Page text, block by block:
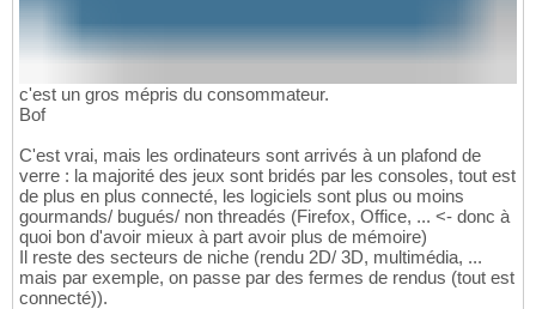
c'est un gros mépris du consommateur.
Bof
C'est vrai, mais les ordinateurs sont arrivés à un plafond de
verre : la majorité des jeux sont bridés par les consoles, tout est
de plus en plus connecté, les logiciels sont plus ou moins
gourmands/ bugués/ non threadés (Firefox, Office, ... <- donc à
quoi bon d'avoir mieux à part avoir plus de mémoire)
Il reste des secteurs de niche (rendu 2D/ 3D, multimédia, ...
mais par exemple, on passe par des fermes de rendus (tout est
connecté)).